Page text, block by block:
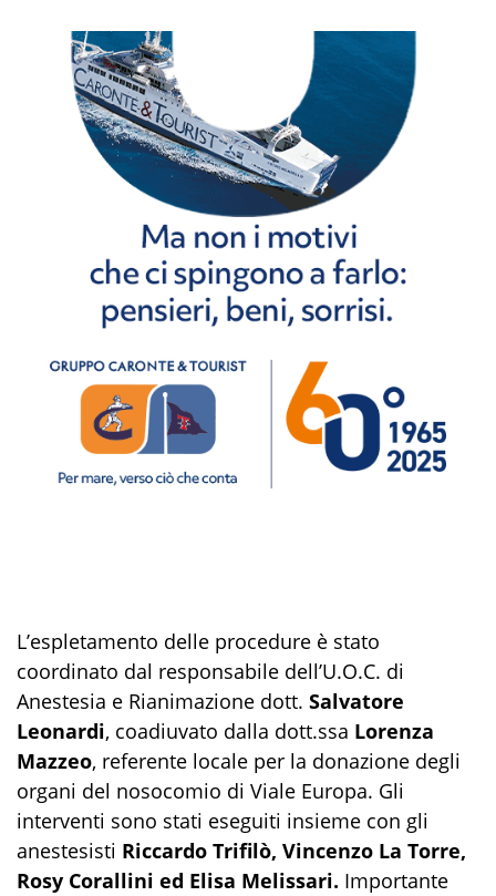
L’espletamento delle procedure è stato
coordinato dal responsabile dell’U.O.C. di
Anestesia e Rianimazione dott. Salvatore
Leonardi, coadiuvato dalla dott.ssa Lorenza
Mazzeo, referente locale per la donazione degli
organi del nosocomio di Viale Europa. Gli
interventi sono stati eseguiti insieme con gli
anestesisti Riccardo Trifilò, Vincenzo La Torre,
Rosy Corallini ed Elisa Melissari. Importante